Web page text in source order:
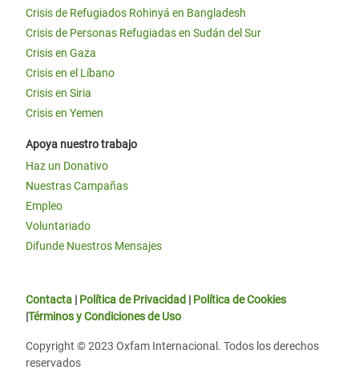
Crisis de Refugiados Rohinyá en Bangladesh
Crisis de Personas Refugiadas en Sudán del Sur
Crisis en Gaza
Crisis en el Líbano
Crisis en Siria
Crisis en Yemen
Apoya nuestro trabajo
Haz un Donativo
Nuestras Campañas
Empleo
Voluntariado
Difunde Nuestros Mensajes
Contacta | Política de Privacidad | Política de Cookies
|Términos y Condiciones de Uso
Copyright © 2023 Oxfam Internacional. Todos los derechos
reservados